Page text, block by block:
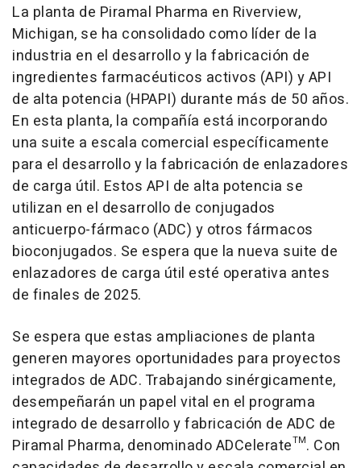
La planta de Piramal Pharma en Riverview,
Michigan, se ha consolidado como líder de la
industria en el desarrollo y la fabricación de
ingredientes farmacéuticos activos (API) yAPI
de alta potencia (HPAPI) durante más de 50 años.
En esta planta, la compañía está incorporando
una suite a escala comercial específicamente
para el desarrollo y la fabricación de enlazadores
de carga útil. Estos API de alta potencia se
utilizan en el desarrollo de conjugados
anticuerpo-fármaco (ADC) y otros fármacos
bioconjugados. Se espera que la nueva suite de
enlazadores de carga útil esté operativa antes
de finales de 2025.
Se espera que estas ampliaciones de planta
generen mayores oportunidades para proyectos
integrados de ADC. Trabajando sinérgicamente,
desempeñarán un papel vital en el programa
integrado de desarrollo y fabricación de ADC de
Piramal Pharma, denominadoADCelerate™. Con